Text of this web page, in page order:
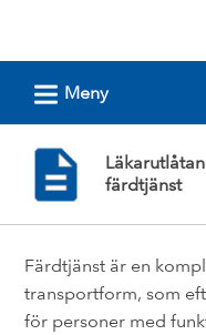
Söderköpings
L Meny
färdtjänst
Färdtjänst är en
transportform, som
för personer med